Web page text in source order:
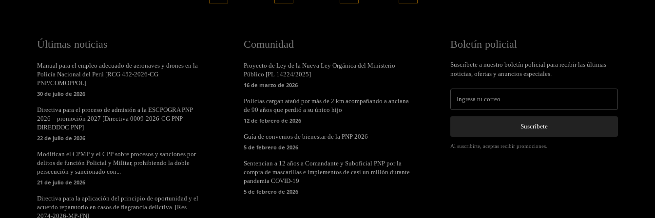
Últimas noticias
Manual para el empleo adecuado de aeronaves y drones en la
Policía Nacional del Perú [RCG 452-2026-CG
PNP/COMOPPOL]
30 de julio de 2026
Directiva para el proceso de admisión a la ESCPOGRA PNP
2026 – promoción 2027 [Directiva 0009-2026-CG PNP
DIREDDOC PNP]
22 de julio de 2026
Modifican el CPMP y el CPP sobre procesos y sanciones por
delitos de función Policial y Militar, prohibiendo la doble
persecución y sancionado con...
21 de julio de 2026
Directiva para la aplicación del principio de oportunidad y el
acuerdo reparatorio en casos de flagrancia delictiva. [Res.
2074-2026-MP-FN]
Comunidad
Proyecto de Ley de la Nueva Ley Orgánica del Ministerio
Público [PL 14224/2025]
16 de marzo de 2026
Policías cargan ataúd por más de 2 km acompañando a anciana
de 90 años que perdió a su único hijo
12 de febrero de 2026
Guía de convenios de bienestar de la PNP 2026
5 de febrero de 2026
Sentencian a 12 años a Comandante y Suboficial PNP por la
compra de mascarillas e implementos de casi un millón durante
pandemia COVID-19
5 de febrero de 2026
Boletín policial
Suscríbete a nuestro boletín policial para recibir las últimas
noticias, ofertas y anuncios especiales.
Suscríbete
Al suscribirte, aceptas recibir promociones.